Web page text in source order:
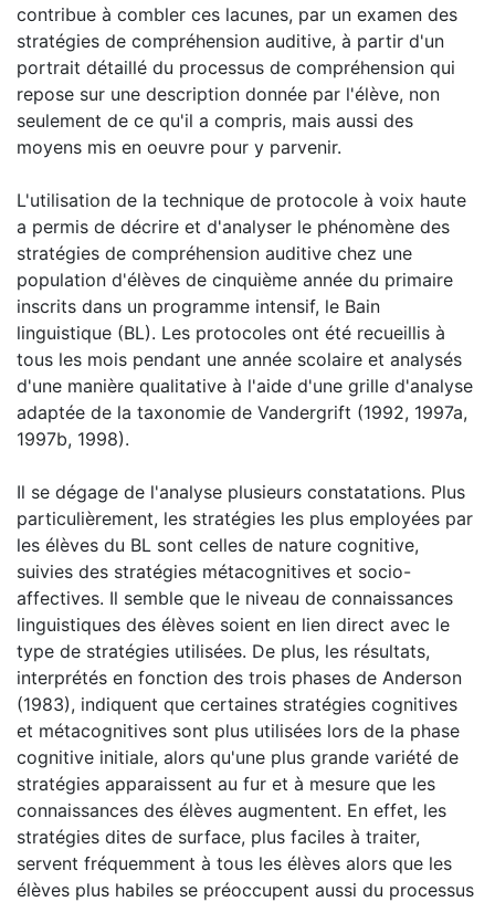
contribue à combler ces lacunes, par un examen des
stratégies de compréhension auditive, à partir d'un
portrait détaillé du processus de compréhension qui
repose sur une description donnée par l'élève, non
seulement de ce qu'il a compris, mais aussi des
moyens mis en oeuvre pour y parvenir.
L'utilisation de la technique de protocole à voix haute
a permis de décrire et d'analyser le phénomène des
stratégies de compréhension auditive chez une
population d'élèves de cinquième année du primaire
inscrits dans un programme intensif, le Bain
linguistique (BL). Les protocoles ont été recueillis à
tous les mois pendant une année scolaire et analysés
d'une manière qualitative à l'aide d'une grille d'analyse
adaptée de la taxonomie de Vandergrift (1992, 1997a,
1997b, 1998).
Il se dégage de l'analyse plusieurs constatations. Plus
particulièrement, les stratégies les plus employées par
les élèves du BL sont celles de nature cognitive,
suivies des stratégies métacognitives et socio-
affectives. Il semble que le niveau de connaissances
linguistiques des élèves soient en lien direct avec le
type de stratégies utilisées. De plus, les résultats,
interprétés en fonction des trois phases de Anderson
(1983), indiquent que certaines stratégies cognitives
et métacognitives sont plus utilisées lors de la phase
cognitive initiale, alors qu'une plus grande variété de
stratégies apparaissent au fur et à mesure que les
connaissances des élèves augmentent. En effet, les
stratégies dites de surface, plus faciles à traiter,
servent fréquemment à tous les élèves alors que les
élèves plus habiles se préoccupent aussi du processus